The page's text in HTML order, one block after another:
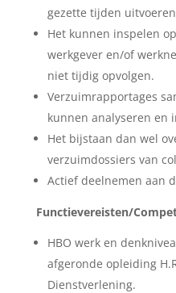
gezette tijden
Het kunnen inspelen
werkgever en/of
niet tijdig opvolgen.
Verzuimrapportages
kunnen analyseren en
Het bijstaan dan wel
verzuimdossiers van
Actief deelnemen aan
Functievereisten/
HBO werk en
afgeronde opleiding
Dienstverlening.